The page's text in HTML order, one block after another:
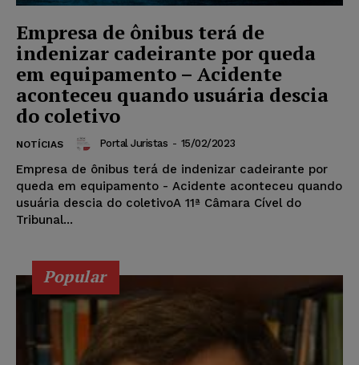
Empresa de ônibus terá de
indenizar cadeirante por queda
em equipamento – Acidente
aconteceu quando usuária descia
do coletivo
NOTÍCIAS Portal Juristas - 15/02/2023
Empresa de ônibus terá de indenizar cadeirante por
queda em equipamento - Acidente aconteceu quando
usuária descia do coletivoA 11ª Câmara Cível do
Tribunal...
Popular